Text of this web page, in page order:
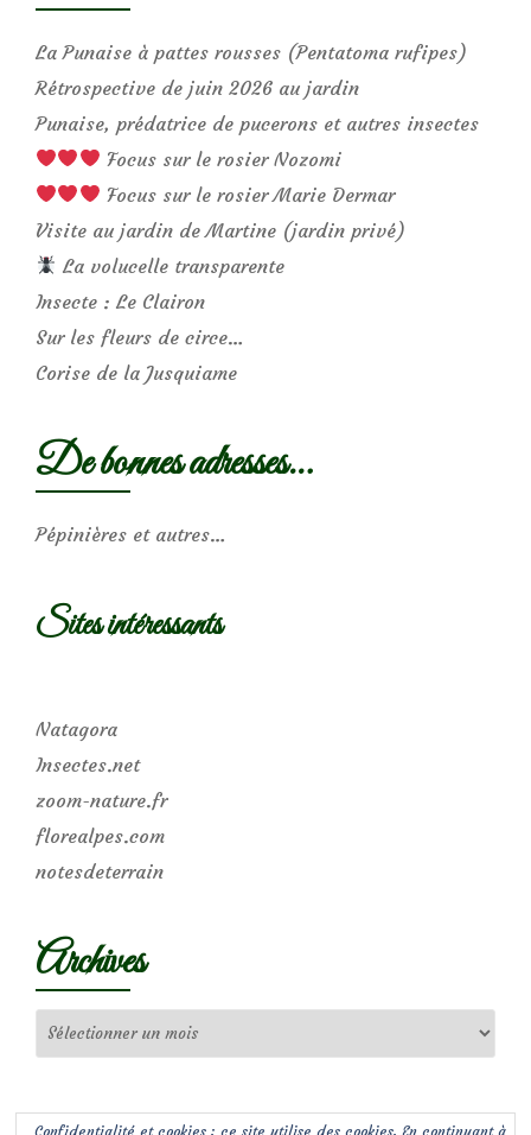
La Punaise à pattes rousses (Pentatoma rufipes)
Rétrospective de juin 2026 au jardin
Punaise, prédatrice de pucerons et autres insectes
Focus sur le rosier Nozomi
Focus sur le rosier Marie Dermar
Visite au jardin de Martine (jardin privé)
La volucelle transparente
Insecte : Le Clairon
Sur les fleurs de circe…
Corise de la Jusquiame
De bonnes adresses…
Pépinières et autres…
Sites intéressants
Natagora
Insectes.net
zoom-nature.fr
florealpes.com
notesdeterrain
Archives
Confidentialité et cookies : ce site utilise des cookies. En continuant à